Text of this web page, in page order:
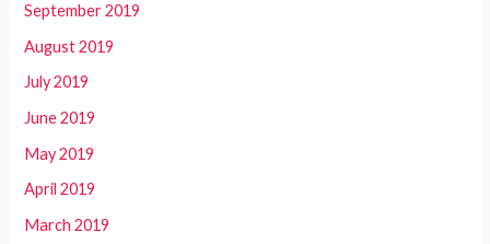
September 2019
August 2019
July 2019
June 2019
May 2019
April 2019
March 2019